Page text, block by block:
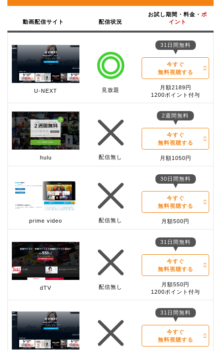
動画配信サイト 配信状況
お試し期間・料金・ ポ
イント
U-NEXT 見放題
31日間無料
今すぐ
無料視聴する
月額2189円
1200ポイント付与
hulu 配信無し
2週間無料
今すぐ
無料視聴する
月額1050円
prime video 配信無し
30日間無料
今すぐ
無料視聴する
月額500円
dTV 配信無し
31日間無料
今すぐ
無料視聴する
月額550円
1200ポイント付与
31日間無料
今すぐ
無料視聴する